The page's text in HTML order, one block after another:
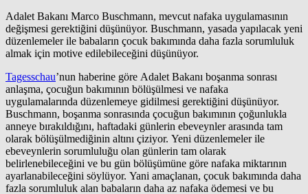
Adalet Bakanı Marco Buschmann, mevcut nafaka uygulamasının
değişmesi gerektiğini düşünüyor. Buschmann, yasada yapılacak yeni
düzenlemeler ile babaların çocuk bakımında daha fazla sorumluluk
almak için motive edilebileceğini düşünüyor.
Tagesschau’nun haberine göre Adalet Bakanı boşanma sonrası
anlaşma, çocuğun bakımının bölüşülmesi ve nafaka
uygulamalarında düzenlemeye gidilmesi gerektiğini düşünüyor.
Buschmann, boşanma sonrasında çocuğun bakımının çoğunlukla
anneye bırakıldığını, haftadaki günlerin ebeveynler arasında tam
olarak bölüşülmediğinin altını çiziyor. Yeni düzenlemeler ile
ebeveynlerin sorumluluğu olan günlerin tam olarak
belirlenebileceğini ve bu gün bölüşümüne göre nafaka miktarının
ayarlanabileceğini söylüyor. Yani amaçlanan, çocuk bakımında daha
fazla sorumluluk alan babaların daha az nafaka ödemesi ve bu